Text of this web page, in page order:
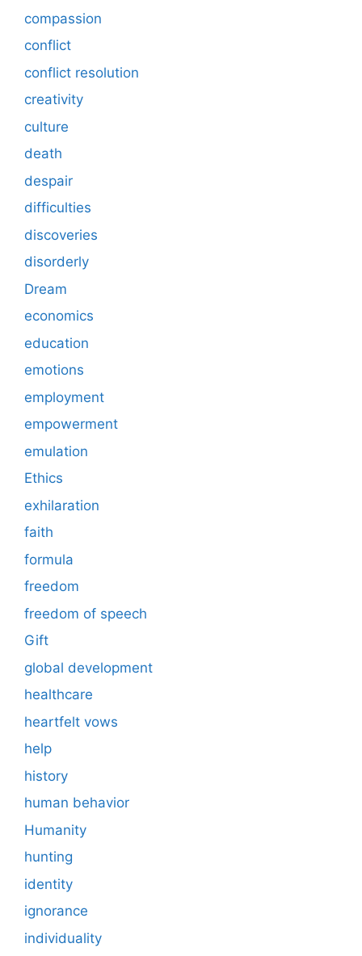
compassion
conflict
conflict resolution
creativity
culture
death
despair
difficulties
discoveries
disorderly
Dream
economics
education
emotions
employment
empowerment
emulation
Ethics
exhilaration
faith
formula
freedom
freedom of speech
Gift
global development
healthcare
heartfelt vows
help
history
human behavior
Humanity
hunting
identity
ignorance
individuality